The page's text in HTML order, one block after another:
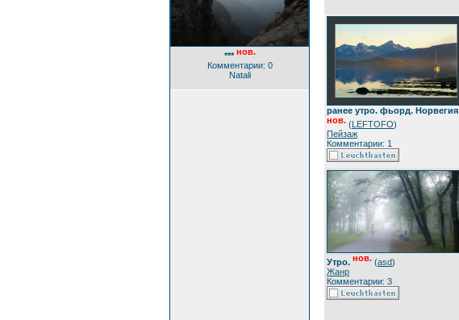
*** нов.
Комментарии: 0
Natali
ранее утро. фьорд. Норвегия
нов. (LEFTOFO)
Пейзаж
Комментарии: 1
Утро. нов. (asd)
Жанр
Комментарии: 3